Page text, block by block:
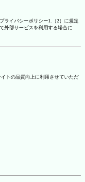
ライバシーポリシー1.（2）に規定
外部サービスを利用する場合に
トの品質向上に利用させていただ